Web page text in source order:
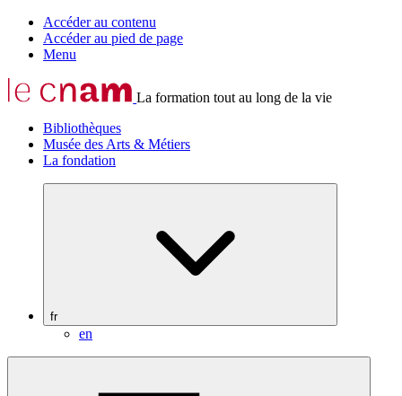
Accéder au contenu
Accéder au pied de page
Menu
La formation tout au long de la vie
Bibliothèques
Musée des Arts & Métiers
La fondation
fr
en